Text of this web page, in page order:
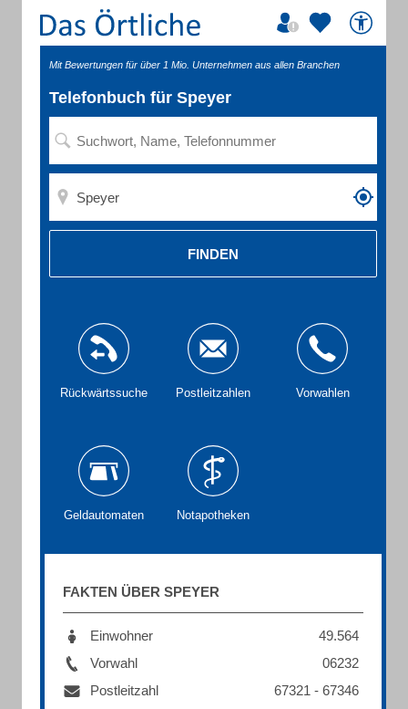
Mit Bewertungen für über 1 Mio. Unternehmen aus allen Branchen
Telefonbuch für Speyer
FINDEN
Rückwärtssuche Postleitzahlen Vorwahlen
Geldautomaten Notapotheken
FAKTEN ÜBER SPEYER
Einwohner
49.564
Vorwahl
06232
Postleitzahl
67321 - 67346